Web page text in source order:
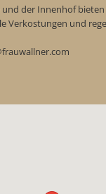
und der Innenhof bieten
Verkostungen und